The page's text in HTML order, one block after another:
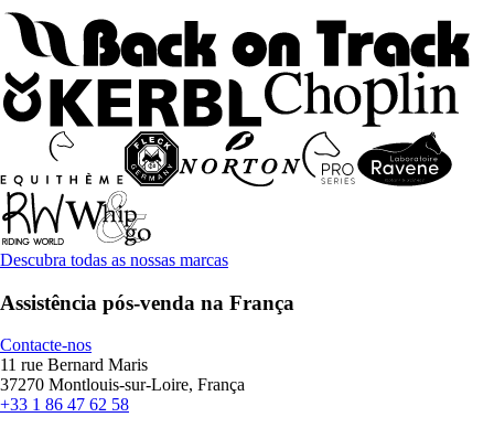
Descubra todas as nossas marcas
Assistência pós-venda na França
Contacte-nos
11 rue Bernard Maris
37270 Montlouis-sur-Loire, França
+33 1 86 47 62 58